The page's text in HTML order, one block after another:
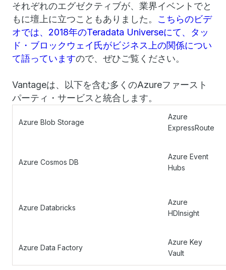
それぞれのエグゼクティブが、業界イベントでと
もに壇上に立つこともありました。 こちらのビデ
オでは、2018年のTeradata Universeにて、タッ
ド・ブロックウェイ氏がビジネス上の関係につい
て語っていますので、ぜひご覧ください。
Vantageは、以下を含む多くのAzureファースト
パーティ・サービスと統合します。
Azure Blob Storage
Azure
ExpressRoute
Azure Cosmos DB
Azure Event
Hubs
Azure Databricks
Azure
HDInsight
Azure Data Factory
Azure Key
Vault